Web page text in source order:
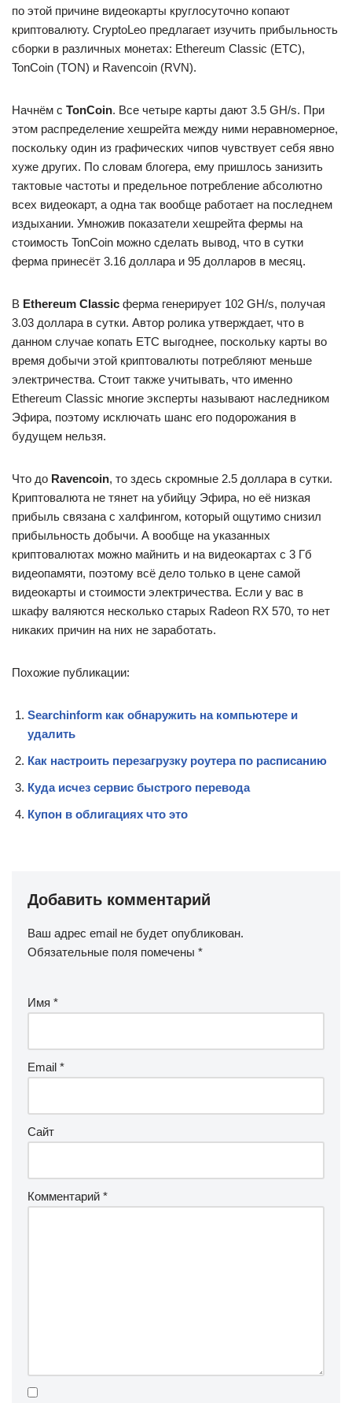
по этой причине видеокарты круглосуточно копают
криптовалюту. CryptoLeo предлагает изучить прибыльность
сборки в различных монетах: Ethereum Classic (ETC),
TonCoin (TON) и Ravencoin (RVN).
Начнём с TonCoin. Все четыре карты дают 3.5 GH/s. При
этом распределение хешрейта между ними неравномерное,
поскольку один из графических чипов чувствует себя явно
хуже других. По словам блогера, ему пришлось занизить
тактовые частоты и предельное потребление абсолютно
всех видеокарт, а одна так вообще работает на последнем
издыхании. Умножив показатели хешрейта фермы на
стоимость TonCoin можно сделать вывод, что в сутки
ферма принесёт 3.16 доллара и 95 долларов в месяц.
В Ethereum Classic ферма генерирует 102 GH/s, получая
3.03 доллара в сутки. Автор ролика утверждает, что в
данном случае копать ETC выгоднее, поскольку карты во
время добычи этой криптовалюты потребляют меньше
электричества. Стоит также учитывать, что именно
Ethereum Classic многие эксперты называют наследником
Эфира, поэтому исключать шанс его подорожания в
будущем нельзя.
Что до Ravencoin, то здесь скромные 2.5 доллара в сутки.
Криптовалюта не тянет на убийцу Эфира, но её низкая
прибыль связана с халфингом, который ощутимо снизил
прибыльность добычи. А вообще на указанных
криптовалютах можно майнить и на видеокартах с 3 Гб
видеопамяти, поэтому всё дело только в цене самой
видеокарты и стоимости электричества. Если у вас в
шкафу валяются несколько старых Radeon RX 570, то нет
никаких причин на них не заработать.
Похожие публикации:
Searchinform как обнаружить на компьютере и
удалить
Как настроить перезагрузку роутера по расписанию
Куда исчез сервис быстрого перевода
Купон в облигациях что это
Добавить комментарий
Ваш адрес email не будет опубликован.
Обязательные поля помечены *
Имя *
Email *
Сайт
Комментарий *